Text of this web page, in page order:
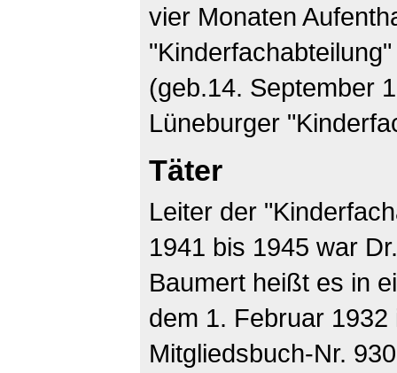
vier Monaten
(geb.14. September
Lüneburger
Täter
Leiter der
1941 bis 1945 war
Baumert heißt es in
dem 1. Februar
Mitgliedsbuch-Nr.